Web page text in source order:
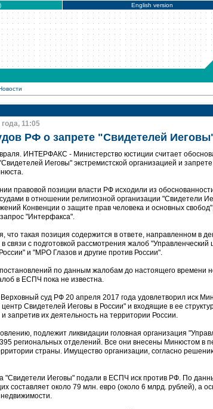
English version
11:05
РФ о запрете "Свидетелей
ИНТЕРФАКС - Министерство юстиции считает
Иеговы" экстремистской организацией и
правовой позиции власти РФ исходили из
в отношении религиозной организации "Свидетели
Конвенции о защите прав человека и основных
"Интерфакса".
что такая позиция содержится в ответе, направленном в
связи с подготовкой рассмотрения жалоб
и "МРО Глазов и другие против России".
по данным жалобам до настоящего времени
в ЕСПЧ пока не известна.
суд РФ 20 апреля 2017 года удовлетворил иск
центр Свидетелей Иеговы в России" и входящие в ее
и запретив их деятельность на территории России.
подлежит ликвидации головная организация
395 региональных отделений. Все они внесены Минюстом в
страны. Имущество организации, согласно
"Свидетели Иеговы" подали в ЕСПЧ иск против РФ. По
составляет около 79 млн. евро (около 6 млрд. рублей), а